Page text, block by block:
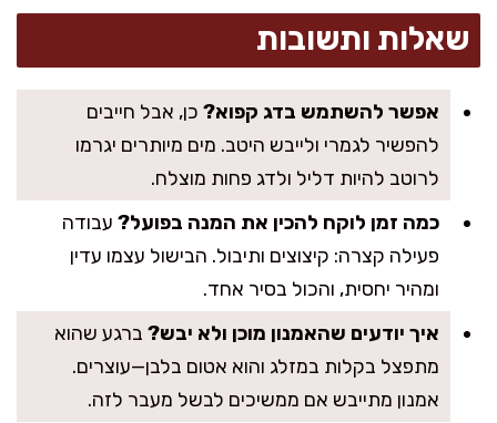
שאלות ותשובות
אפשר להשתמש בדג קפוא? כן, אבל חייבים
להפשיר לגמרי ולייבש היטב. מים מיותרים יגרמו
לרוטב להיות דליל ולדג פחות מוצלח.
כמה זמן לוקח להכין את המנה בפועל? עבודה
פעילה קצרה: קיצוצים ותיבול. הבישול עצמו עדין
ומהיר יחסית, והכול בסיר אחד.
איך יודעים שהאמנון מוכן ולא יבש? ברגע שהוא
מתפצל בקלות במזלג והוא אטום בלבן—עוצרים.
אמנון מתייבש אם ממשיכים לבשל מעבר לזה.